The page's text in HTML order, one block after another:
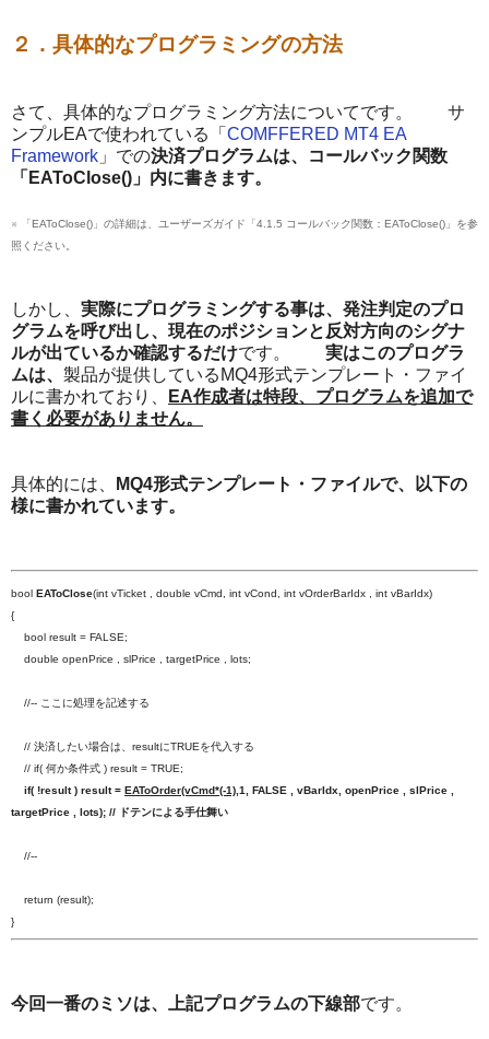
２．具体的なプログラミングの方法
さて、具体的なプログラミング方法についてです。 サ
ンプルEAで使われている「 COMFFERED MT4 EA
Framework 」での決済プログラムは、コールバック関数
「EAToClose()」内に書きます。
※ 「EAToClose()」の詳細は、ユーザーズガイド「4.1.5 コールバック関数：EAToClose()」を参
照ください。
しかし、 実際にプログラミングする事は、発注判定のプロ
グラムを呼び出し、現在のポジションと反対方向のシグナ
ルが出ているか確認するだけです。 実はこのプログラ
ムは、 製品が提供しているMQ4形式テンプレート・ファイ
ルに書かれており、
EA作成者は特段、プログラムを追加で
書く必要がありません。
具体的には、
MQ4形式テンプレート・ファイルで、以下の
様に書かれています。
bool EAToClose(int vTicket , double vCmd, int vCond, int vOrderBarIdx , int vBarIdx)
{
bool result = FALSE;
double openPrice , slPrice , targetPrice , lots;
//-- ここに処理を記述する
// 決済したい場合は、resultにTRUEを代入する
// if( 何か条件式 ) result = TRUE;
if( !result ) result = EAToOrder(vCmd*(-1) ,1, FALSE , vBarIdx, openPrice , slPrice ,
targetPrice , lots); // ドテンによる手仕舞い
//--
return (result);
}
今回一番のミソは、上記プログラムの下線部です。